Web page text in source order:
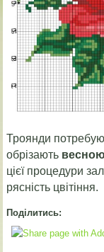
Троянди
обрізають
цієї процедури
рясність цвітіння.
Поділитись: